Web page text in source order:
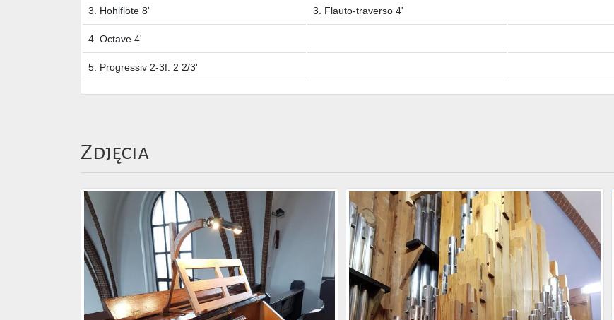
3. Hohlflöte 8' 3. Flauto-traverso 4'
4. Octave 4'
5. Progressiv 2-3f. 2 2/3'
Zdjęcia